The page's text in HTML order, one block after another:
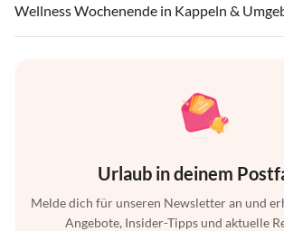
Wellness Wochenende in Kappeln &
Urlaub in deinem
Melde dich für unseren Newsletter an und
Angebote, Insider-Tipps und aktuelle